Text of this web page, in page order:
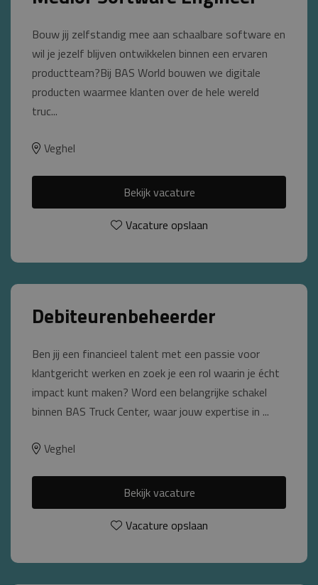
Bouw jij zelfstandig mee aan schaalbare software en
wil je jezelf blijven ontwikkelen binnen een ervaren
productteam?Bij BAS World bouwen we digitale
producten waarmee klanten over de hele wereld
truc...
Veghel
Bekijk vacature
Vacature opslaan
Debiteurenbeheerder
Ben jij een financieel talent met een passie voor
klantgericht werken en zoek je een rol waarin je écht
impact kunt maken? Word een belangrijke schakel
binnen BAS Truck Center, waar jouw expertise in ...
Veghel
Bekijk vacature
Vacature opslaan